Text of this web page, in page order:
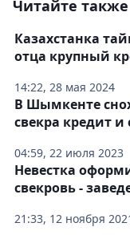
Читайте также
14:22, 28 мая 2024
Казахстанка
отца крупный
04:59, 22 июля 2023
В Шымкенте
свекра кредит и
21:33, 12 ноября
Невестка
свекровь -